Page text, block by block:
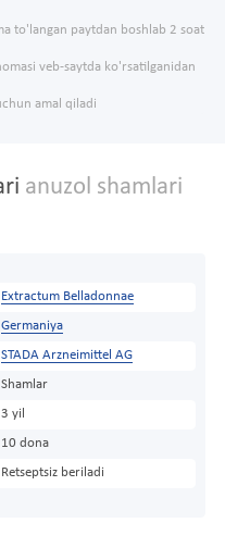
to'langan paytdan boshlab 2 soat
veb-saytda ko'rsatilganidan
amal qiladi
anuzol shamlari
Extractum Belladonnae
Germaniya
STADA Arzneimittel AG
Shamlar
3 yil
10 dona
Retseptsiz beriladi